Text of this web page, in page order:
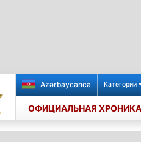
Azərbaycanca Категории
ОФИЦИАЛЬНАЯ ХРОНИКА